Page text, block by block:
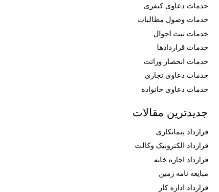
خدمات دعاوی کیفری
خدمات وصول مطالبات
خدمات ثبت احوال
خدمات قراردادها
خدمات انحصار وراثت
خدمات دعاوی تجاری
خدمات دعاوی خانواده
جدیدترین مقالات
قرارداد پیمانکاری
قرارداد الکترونیک وکالت
قرارداد اجاره خانه
مبایعه نامه زمین
قرارداد اداره کار